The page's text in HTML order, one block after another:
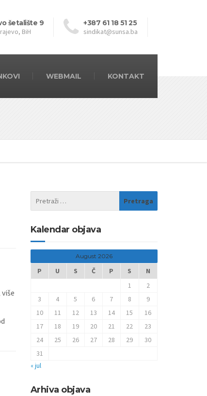
šetalište 9
BiH
+387 61 18 51 25
sindikat@sunsa.ba
WEBMAIL KONTAKT
Kalendar objava
August 2026
P U S Č P S
N
1
2
3
4 5 6 7 8
9
10
11 12 13 14 15
16
17
18 19 20 21 22
23
24
25 26 27 28 29
30
31
« jul
Arhiva objava